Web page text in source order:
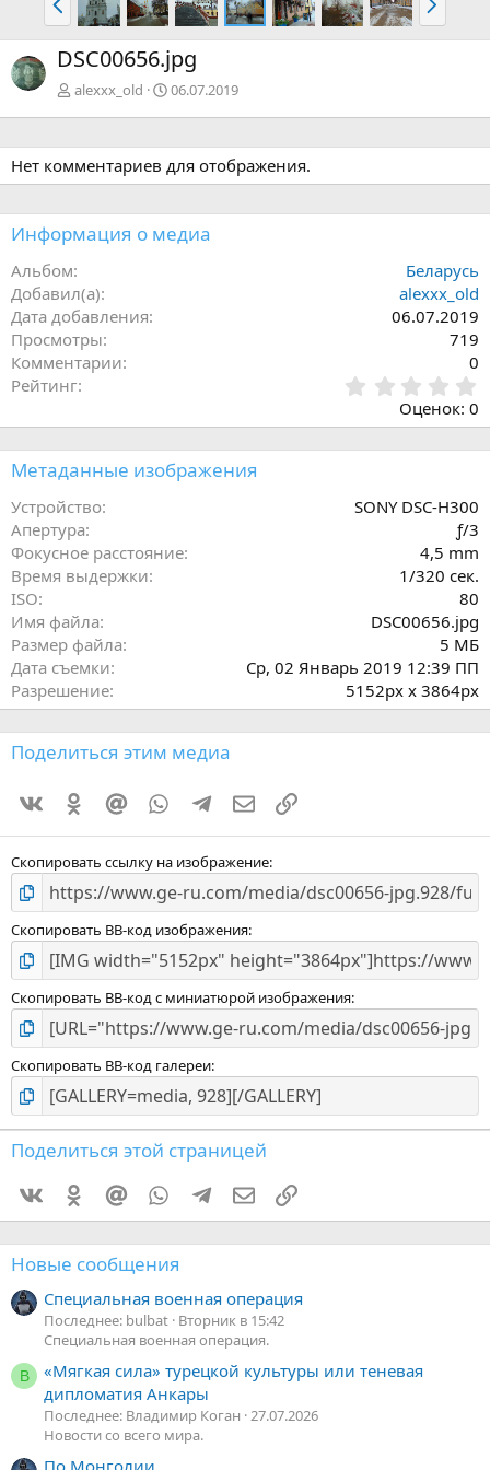
а
з
а
д
п
е
DSC00656.jpg
alexxx_old 06.07.2019
Нет комментариев для отображения.
Информация о медиа
Альбом
Беларусь
Добавил(а)
alexxx_old
Дата добавления
06.07.2019
Просмотры
719
Комментарии
0
Рейтинг
0
0
Оценок: 0
Метаданные изображения
Устройство
SONY DSC-H300
Апертура
ƒ/3
Фокусное расстояние
4,5 mm
Время выдержки
1/320 сек.
ISO
80
Имя файла
DSC00656.jpg
Размер файла
5 МБ
Дата съемки
Ср, 02 Январь 2019 12:39 ПП
Разрешение
5152px x 3864px
Поделиться этим медиа
VkontakteOdnoklassniki
Mail.ruWhatsAppTelegramЭлектронная почта
Ссылка
Скопировать ссылку на изображение
Скопировать BB-код изображения
Скопировать BB-код с миниатюрой изображения
Скопировать BB-код галереи
Поделиться этой страницей
VkontakteOdnoklassniki
Mail.ruWhatsAppTelegramЭлектронная почта
Ссылка
Новые сообщения
Специальная военная операция
Последнее: bulbat Вторник в 15:42
Специальная военная операция.
В
«Мягкая сила» турецкой культуры или теневая
дипломатия Анкары
Последнее: Владимир Коган 27.07.2026
Новости со всего мира.